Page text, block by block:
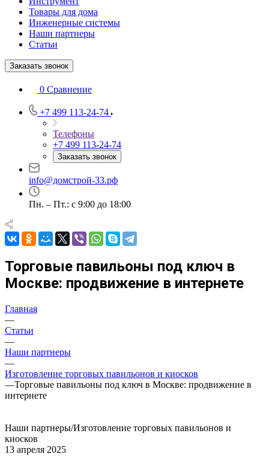
Товары для дома
Инженерные системы
Наши партнеры
Статьи
Заказать звонок
0 Сравнение
+7 499 113-24-74
Телефоны
+7 499 113-24-74
Заказать звонок
info@домстрой-33.рф
Пн. – Пт.: с 9:00 до 18:00
Торговые павильоны под ключ в
Москве: продвижение в интернете
Главная
—
Статьи
—
Наши партнеры
—
Изготовление торговых павильонов и киосков
—Торговые павильоны под ключ в Москве: продвижение в
интернете
Наши партнеры/Изготовление торговых павильонов и
киосков
13 апреля 2025